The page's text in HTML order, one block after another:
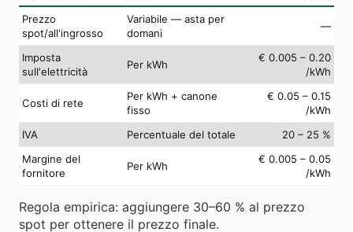
Prezzo
spot/all'ingrosso
Variabile — asta per
domani
—
Imposta
sull'elettricità
Per kWh
€ 0.005 – 0.20
/kWh
Costi di rete
Per kWh + canone
fisso
€ 0.05 – 0.15
/kWh
IVA
Percentuale del totale
20 – 25 %
Margine del
fornitore
Per kWh
€ 0.005 – 0.05
/kWh
Regola empirica: aggiungere 30–60 % al prezzo
spot per ottenere il prezzo finale.